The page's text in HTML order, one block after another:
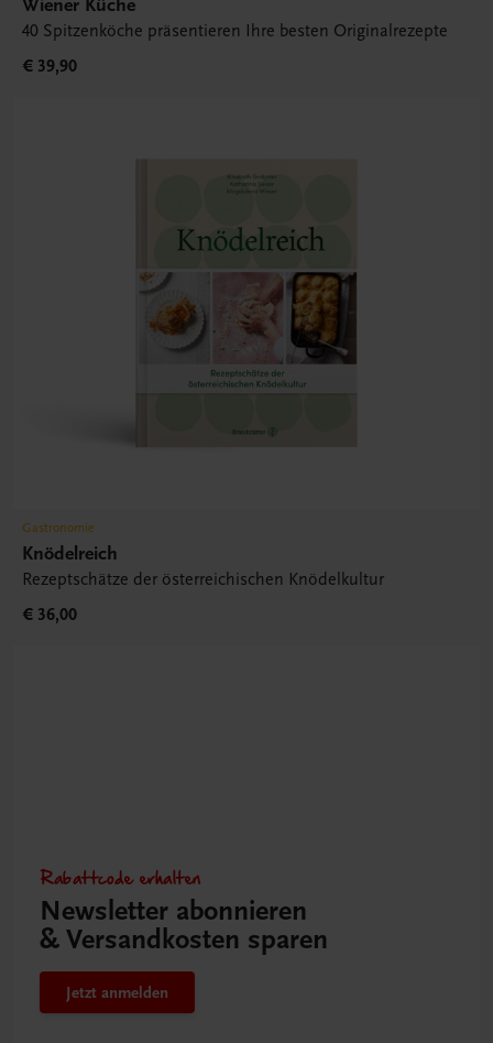
40 Spitzenköche präsentieren Ihre besten Originalrezepte
€ 39,90
Gastronomie
Knödelreich
Rezeptschätze der österreichischen Knödelkultur
€ 36,00
Rabattcode erhalten
Newsletter abonnieren
& Versandkosten sparen
Jetzt anmelden